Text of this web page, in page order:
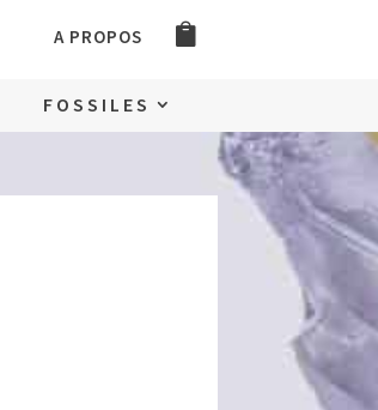
A PROPOS
FOSSILES